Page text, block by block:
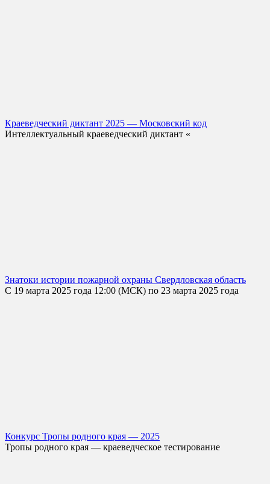
Краеведческий диктант 2025 — Московский код
Интеллектуальный краеведческий диктант «
Знатоки истории пожарной охраны Свердловская область
С 19 марта 2025 года 12:00 (МСК) по 23 марта 2025 года
Конкурс Тропы родного края — 2025
Тропы родного края — краеведческое тестирование